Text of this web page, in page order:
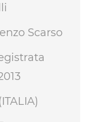
Scarso